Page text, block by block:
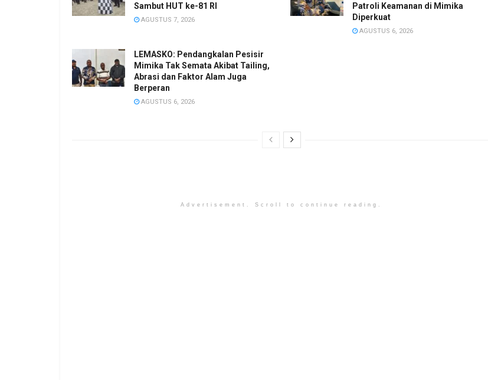
Sambut HUT ke-81 RI
AGUSTUS 7, 2026
Patroli Keamanan di Mimika
Diperkuat
AGUSTUS 6, 2026
LEMASKO: Pendangkalan Pesisir
Mimika Tak Semata Akibat Tailing,
Abrasi dan Faktor Alam Juga
Berperan
AGUSTUS 6, 2026
Advertisement. Scroll to continue reading.